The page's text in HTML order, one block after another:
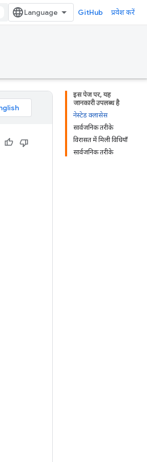
GitHub प्रवेश करें
इस पेज पर, यह
जानकारी उपलब्ध है
नेस्टेड क्लासेस
सार्वजनिक तरीके
विरासत में मिली विधियाँ
सार्वजनिक तरीके